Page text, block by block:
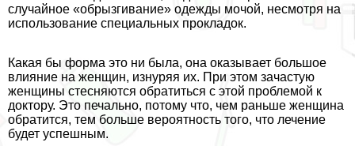
случайное «обрызгивание» одежды мочой, несмотря на
использование специальных прокладок.
Какая бы форма это ни была, она оказывает большое
влияние на женщин, изнуряя их. При этом зачастую
женщины стесняются обратиться с этой проблемой к
доктору. Это печально, потому что, чем раньше женщина
обратится, тем больше вероятность того, что лечение
будет успешным.